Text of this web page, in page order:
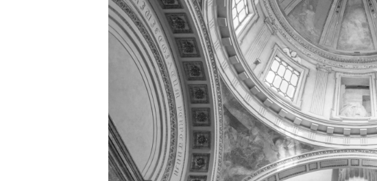
Aktuelles
Entwurf
Seminar
Abschlussarbeiten
Grundlehre